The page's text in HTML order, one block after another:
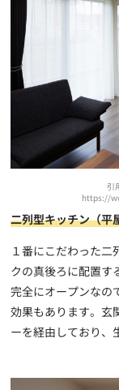
引
https://
二列型キッチン（
１番にこだわった二
クの真後ろに配置す
完全にオープンなの
効果もあります。玄
ーを経由しており、